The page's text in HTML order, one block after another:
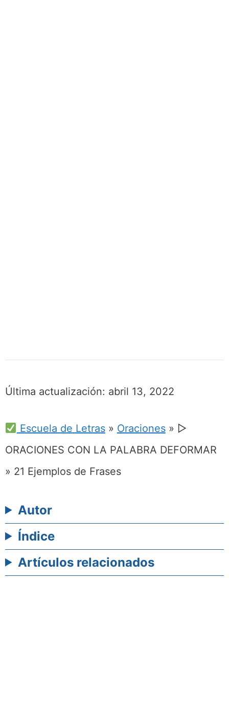
Última actualización: abril 13, 2022
Escuela de Letras» Oraciones» ▷
ORACIONES CON LA PALABRA DEFORMAR
» 21 Ejemplos de Frases
Autor
Índice
Artículos relacionados